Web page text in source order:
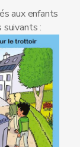
aux enfants
: